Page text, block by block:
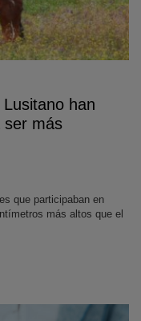
han
ser más
que participaban en
más altos que el